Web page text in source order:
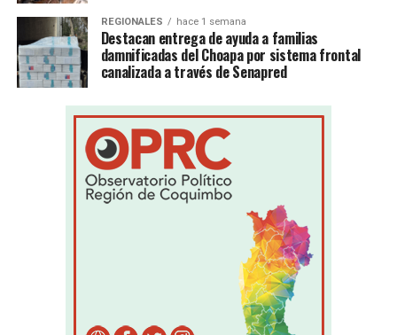
REGIONALES hace 1 semana
Destacan entrega de ayuda a familias
damnificadas del Choapa por sistema frontal
canalizada a través de Senapred